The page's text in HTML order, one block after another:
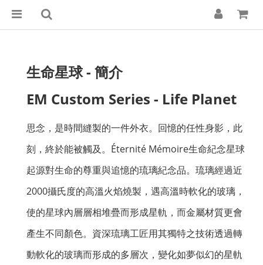
生命星球 - 簡介
EM Custom Series - Life Planet
思念，是時間縫製的一件外衣。回憶的任性身影，此
刻，終於能被觸及。Éternité Mémoire生命紀念星球
起源對生命的尊重與追憶的琉璃紀念品。琉璃經過近
2000攝氏度的高溫火焰燒製，遇高溫時軟化的玻璃，
使的星球內層層相堆疊而形成星軌，而金屬材質更會
產生不同顏色。資深琉璃工匠用其獨特之技術透過轉
動軟化的玻璃而形成的多層次，變化如夢似幻的星軌